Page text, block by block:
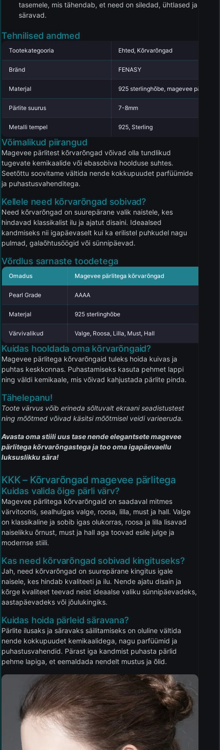
tasemele, mis tähendab, et need on siledad, ühtlased ja
säravad.
Tehnilised andmed
Tootekategooria Ehted, Kõrvarõngad
Bränd FENASY
Materjal 925 sterlinghõbe, magevee pärl
Pärlite suurus 7-8mm
Metalli tempel 925, Sterling
Võimalikud piirangud
Magevee pärlitest kõrvarõngad võivad olla tundlikud
tugevate kemikaalide või ebasobiva hoolduse suhtes.
Seetõttu soovitame vältida nende kokkupuudet parfüümide
ja puhastusvahenditega.
Kellele need kõrvarõngad sobivad?
Need kõrvarõngad on suurepärane valik naistele, kes
hindavad klassikalist ilu ja ajatut disaini. Ideaalsed
kandmiseks nii igapäevaselt kui ka erilistel puhkudel nagu
pulmad, galaõhtusöögid või sünnipäevad.
Võrdlus sarnaste toodetega
Omadus Magevee pärlitega kõrvarõngad
Pearl Grade AAAA
Materjal 925 sterlinghõbe
Värvivalikud Valge, Roosa, Lilla, Must, Hall
Kuidas hooldada oma kõrvarõngaid?
Magevee pärlitega kõrvarõngaid tuleks hoida kuivas ja
puhtas keskkonnas. Puhastamiseks kasuta pehmet lappi
ning väldi kemikaale, mis võivad kahjustada pärlite pinda.
Tähelepanu!
Toote värvus võib erineda sõltuvalt ekraani seadistustest
ning mõõtmed võivad käsitsi mõõtmisel veidi varieeruda.
Avasta oma stiili uus tase nende elegantsete magevee
pärlitega kõrvarõngastega ja too oma igapäevaellu
luksuslikku sära!
KKK – Kõrvarõngad magevee pärlitega
Kuidas valida õige pärli värv?
Magevee pärlitega kõrvarõngaid on saadaval mitmes
värvitoonis, sealhulgas valge, roosa, lilla, must ja hall. Valge
on klassikaline ja sobib igas olukorras, roosa ja lilla lisavad
naiselikku õrnust, must ja hall aga toovad esile julge ja
modernse stiili.
Kas need kõrvarõngad sobivad kingituseks?
Jah, need kõrvarõngad on suurepärane kingitus igale
naisele, kes hindab kvaliteeti ja ilu. Nende ajatu disain ja
kõrge kvaliteet teevad neist ideaalse valiku sünnipäevadeks,
aastapäevadeks või jõulukingiks.
Kuidas hoida pärleid säravana?
Pärlite ilusaks ja säravaks säilitamiseks on oluline vältida
nende kokkupuudet kemikaalidega, nagu parfüümid ja
puhastusvahendid. Pärast iga kandmist puhasta pärlid
pehme lapiga, et eemaldada nendelt mustus ja õlid.